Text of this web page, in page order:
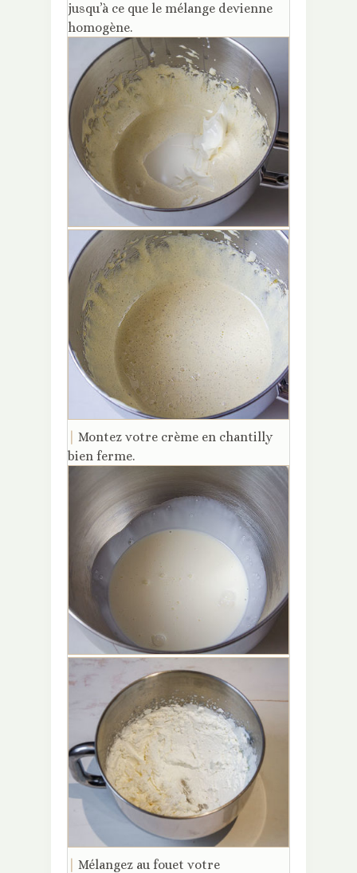
jusqu’à ce que le mélange devienne
homogène.
Montez votre crème en chantilly
bien ferme.
Mélangez au fouet votre